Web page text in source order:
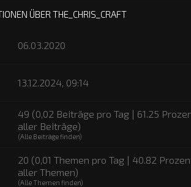
ÜBER THE_CHRIS_CRAFT
06.03.2020
13.12.2024, 09:14
49 (0,02 Beiträge pro Tag | 61.25
aller Beiträge)
(Alle Beiträge finden)
20 (0,01 Themen pro Tag | 40.82
aller Themen)
(Alle Themen finden)